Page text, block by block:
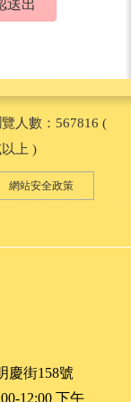
人數：567816 (
上 )
網站安全政策
慶街158號
12:00 下午